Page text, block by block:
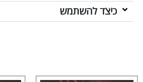
כיצד להשתמש